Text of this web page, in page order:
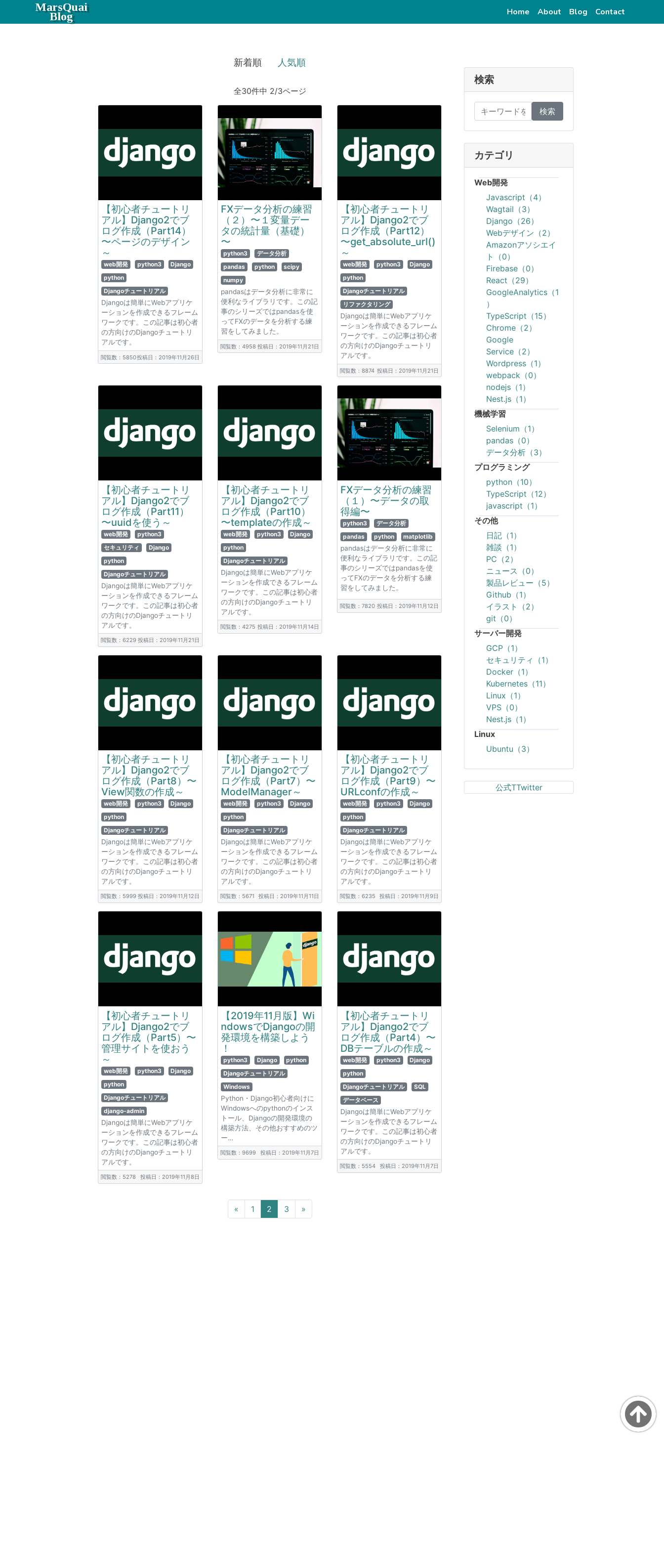
MarsQuai
Blog Home (current)
About (current)
Blog (current)
Contact
新着順 人気順
全30件中 2/3ページ
【初心者チュートリ
アル】Django2でブ
ログ作成（Part14）
〜ページのデザイン
～
web開発 python3
Django
python
Djangoチュートリアル
Djangoは簡単にWebアプリケ
ーションを作成できるフレーム
ワークです。この記事は初心者
の方向けのDjangoチュートリ
アルです。
閲覧数：5850投稿日：2019年11月26日
FXデータ分析の練習
（２）〜１変量デー
タの統計量（基礎）
〜
python3
データ分析
pandas
python
scipy
numpy
pandasはデータ分析に非常に
便利なライブラリです。この記
事のシリーズではpandasを使
ってFXのデータを分析する練
習をしてみました。
閲覧数：4958 投稿日：2019年11月21日
【初心者チュートリ
アル】Django2でブ
ログ作成（Part12）
〜get_absolute_url()
～
web開発 python3
Django
python
Djangoチュートリアル
リファクタリング
Djangoは簡単にWebアプリケ
ーションを作成できるフレーム
ワークです。この記事は初心者
の方向けのDjangoチュートリ
アルです。
閲覧数：8874 投稿日：2019年11月21日
【初心者チュートリ
アル】Django2でブ
ログ作成（Part11）
〜uuidを使う～
web開発
python3
セキュリティ
Django
python
Djangoチュートリアル
Djangoは簡単にWebアプリケ
ーションを作成できるフレーム
ワークです。この記事は初心者
の方向けのDjangoチュートリ
アルです。
閲覧数：6229 投稿日：2019年11月21日
【初心者チュートリ
アル】Django2でブ
ログ作成（Part10）
〜templateの作成～
web開発 python3
Django
python
Djangoチュートリアル
Djangoは簡単にWebアプリケ
ーションを作成できるフレーム
ワークです。この記事は初心者
の方向けのDjangoチュートリ
アルです。
閲覧数：4275 投稿日：2019年11月14日
FXデータ分析の練習
（１）〜データの取
得編〜
python3
データ分析
pandas
python matplotlib
pandasはデータ分析に非常に
便利なライブラリです。この記
事のシリーズではpandasを使
ってFXのデータを分析する練
習をしてみました。
閲覧数：7820 投稿日：2019年11月12日
【初心者チュートリ
アル】Django2でブ
ログ作成（Part8）〜
View関数の作成～
web開発 python3
Django
python
Djangoチュートリアル
Djangoは簡単にWebアプリケ
ーションを作成できるフレーム
ワークです。この記事は初心者
の方向けのDjangoチュートリ
アルです。
閲覧数：5999 投稿日：2019年11月12日
【初心者チュートリ
アル】Django2でブ
ログ作成（Part7）〜
ModelManager～
web開発 python3
Django
python
Djangoチュートリアル
Djangoは簡単にWebアプリケ
ーションを作成できるフレーム
ワークです。この記事は初心者
の方向けのDjangoチュートリ
アルです。
閲覧数：5671 投稿日：2019年11月11日
【初心者チュートリ
アル】Django2でブ
ログ作成（Part9）〜
URLconfの作成～
web開発 python3
Django
python
Djangoチュートリアル
Djangoは簡単にWebアプリケ
ーションを作成できるフレーム
ワークです。この記事は初心者
の方向けのDjangoチュートリ
アルです。
閲覧数：6235 投稿日：2019年11月9日
【初心者チュートリ
アル】Django2でブ
ログ作成（Part5）〜
管理サイトを使おう
～
web開発 python3
Django
python
Djangoチュートリアル
django-admin
Djangoは簡単にWebアプリケ
ーションを作成できるフレーム
ワークです。この記事は初心者
の方向けのDjangoチュートリ
アルです。
閲覧数：5278 投稿日：2019年11月8日
【2019年11月版】Wi
ndowsでDjangoの開
発環境を構築しよう
！
python3 Django
python
Djangoチュートリアル
Windows
Python・Django初心者向けに
Windowsへのpythonのインス
トール、Djangoの開発環境の
構築方法、その他おすすめのツ
ー…
閲覧数：9699 投稿日：2019年11月7日
【初心者チュートリ
アル】Django2でブ
ログ作成（Part4）〜
DBテーブルの作成～
web開発 python3
Django
python
Djangoチュートリアル
SQL
データベース
Djangoは簡単にWebアプリケ
ーションを作成できるフレーム
ワークです。この記事は初心者
の方向けのDjangoチュートリ
アルです。
閲覧数：5554 投稿日：2019年11月7日
« Previous
1 2 3 »Next
検索
検索
カテゴリ
Web開発
Javascript（4）
Wagtail（3）
Django（26）
Webデザイン（2）
Amazonアソシエイ
ト（0）
Firebase（0）
React（29）
GoogleAnalytics（1
）
TypeScript（15）
Chrome（2）
Google
Service（2）
Wordpress（1）
webpack（0）
nodejs（1）
Nest.js（1）
機械学習
Selenium（1）
pandas（0）
データ分析（3）
プログラミング
python（10）
TypeScript（12）
javascript（1）
その他
日記（1）
雑談（1）
PC（2）
ニュース（0）
製品レビュー（5）
Github（1）
イラスト（2）
git（0）
サーバー開発
GCP（1）
セキュリティ（1）
Docker（1）
Kubernetes（11）
Linux（1）
VPS（0）
Nest.js（1）
Linux
Ubuntu（3）
公式TTwitter